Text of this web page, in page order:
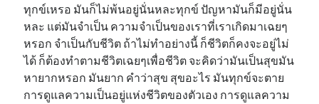
ทุกข์เหรอ มันก็ไม่พ้นอยู่นั่นหละทุกข์ ปัญหามันก็มีอยู่นั่น
หละ แต่มันจำเป็น ความจำเป็นของเราที่เราเกิดมาเฉยๆ
หรอก จำเป็นกับชีวิต ถ้าไม่ทำอย่างนี้ ก็ชีวิตก็คงจะอยู่ไม่
ได้ ก็ต้องทำตามชีวิตเฉยๆเพื่อชีวิต จะคิดว่ามันเป็นสุขมัน
หายากหรอก มันยาก คำว่าสุข สุขอะไร มันทุกข์จะตาย
การดูแลความเป็นอยู่แห่งชีวิตของตัวเอง การดูแลความ